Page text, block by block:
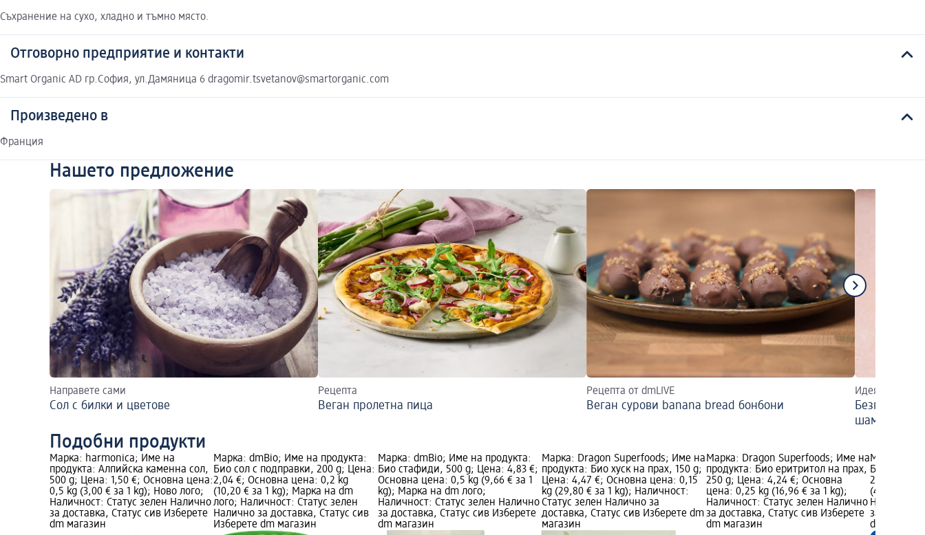
Съхранение на сухо, хладно и тъмно място.
Отговорно предприятие и контакти
Smart Organic AD гр.София, ул.Дамяница 6 dragomir.tsvetanov@smartorganic.com
Произведено в
Франция
Нашето предложение
Направете сами
Сол с билки и цветове
Рецепта
Веган пролетна пица
Рецепта от dmLIVE
Веган сурови banana bread бонбони
Идея за
шамфъстък
Подобни продукти
Марка: harmonica; Име на
продукта: Алпийска каменна сол,
500 g; Цена: 1,50 €; Основна цена:
0,5 kg (3,00 € за 1 kg); Ново лого;
Наличност: Статус зелен Налично
за доставка, Статус сив Изберете
dm магазин
Марка: dmBio; Име на продукта:
Био сол с подправки, 200 g; Цена:
2,04 €; Основна цена: 0,2 kg
(10,20 € за 1 kg); Марка на dm
лого; Наличност: Статус зелен
Налично за доставка, Статус сив
Изберете dm магазин
Марка: dmBio; Име на продукта:
Био стафиди, 500 g; Цена: 4,83 €;
Основна цена: 0,5 kg (9,66 € за 1
kg); Марка на dm лого;
Наличност: Статус зелен Налично
за доставка, Статус сив Изберете
dm магазин
Марка: Dragon Superfoods; Име на
продукта: Био хуск на прах, 150 g;
Цена: 4,47 €; Основна цена: 0,15
kg (29,80 € за 1 kg); Наличност:
Статус зелен Налично за
доставка, Статус сив Изберете dm
магазин
Марка: Dragon Superfoods; Име на
продукта: Био еритритол на прах,
250 g; Цена: 4,24 €; Основна
цена: 0,25 kg (16,96 € за 1 kg);
Наличност: Статус зелен Налично
за доставка, Статус сив Изберете
dm магазин
Марка:
Био грис
2,22 €;
(4,44 € за
за
dm